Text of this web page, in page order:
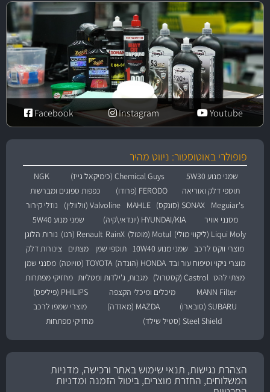
Youtube
Instagram
Facebook
פופולרי באוטוסטור: ניווט מהיר
שמני מנוע 5W30 Chemical Guys (כימיקאל גייז)
NGK
תוספי דלק ואוריאה
FERODO (פרודו)
כפפות ספוגים ומברשות
Meguiar's
SONAX (סונקס) MAHLE Valvoline (וולוולין)
נוזלי קירור
מסנני אוויר
HYUNDAI/KIA (יונדאי\קיה)
שמני מנוע 5W40
Liqui Moly (ליקווי מולי)
Motul (מוטול) RainX Renault (רנו)
נורות הלוגן
מוצרי ווקס לרכב
שמני מנוע 10W40 תוספי שמן מצתים
צינורות דלק
מוצרי ניקוי וטיפוח עור ובד HONDA (הונדה) TOYOTA (טויוטה)
מסנני שמן
מצתי להט Castrol (קסטרול) מגבות, ג'ילדות ומטליות מחזיקי מפתחות
MANN Filter
מיכלים ומיכלי הקצפה
PHILIPS (פיליפס)
SUBARU (סובארו)
MAZDA (מאזדה)
מוצרי שמפו לרכב
Steel Shield (סטיל שילד)
מחזיקי מפתחות
הצהרת נגישות, תנאי שימוש באתר ורכישה, מדניות
המשלוחים, החזרת מוצרים, ביטול הזמנה ומדניות